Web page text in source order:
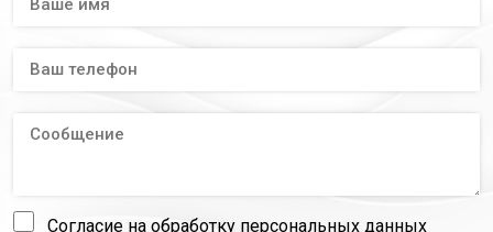
Согласие на обработку персональных данных